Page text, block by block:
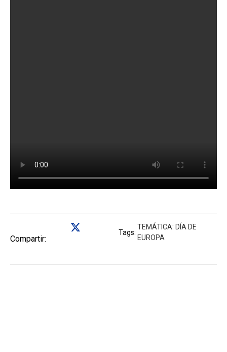
Compartir:
Tags:
TEMÁTICA: DÍA DE
EUROPA